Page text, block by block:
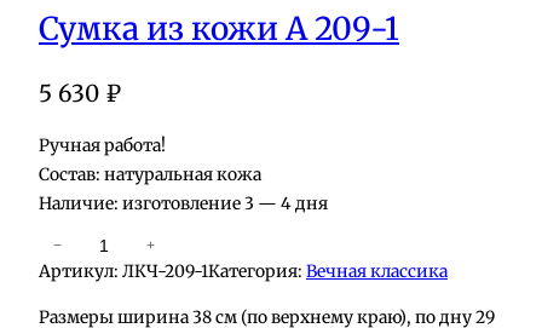
Сумка из кожи А 209-1
5 630 ₽
Ручная работа!
Состав: натуральная кожа
Наличие: изготовление 3 — 4 дня
о
л
− +
Артикул: ЛКЧ-209-1Категория: Вечная классика
Размеры ширина 38 см (по верхнему краю), по дну 29